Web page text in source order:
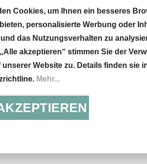
Cookies, um Ihnen ein besseres
personalisierte Werbung oder
das Nutzungsverhalten zu
akzeptieren“ stimmen Sie der
Website zu. Details finden sie
Mehr...
Carpets
+43 662 871435